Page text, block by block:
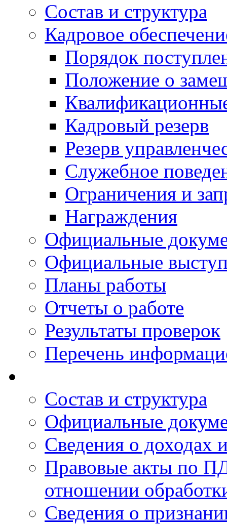
Состав и структура
Кадровое
Порядок
Положение о
Кадровый резерв
Резерв
Служебное
Ограничения и
Награждения
Официальные
Официальные
Планы работы
Отчеты о работе
Результаты проверок
Перечень
Состав и структура
Официальные
Сведения о доходах
Правовые акты по
отношении
Сведения о